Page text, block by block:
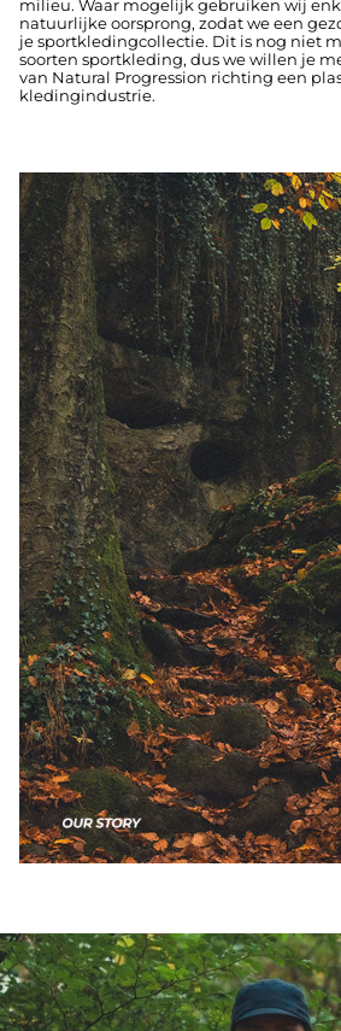
milieu. Waar mogelijk gebruiken wij
natuurlijke oorsprong, zodat we een
je sportkledingcollectie. Dit is nog niet
soorten sportkleding, dus we willen je
van Natural Progression richting een
kledingindustrie.